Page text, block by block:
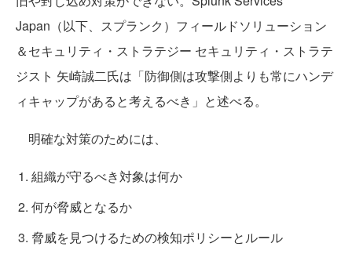
Japan（以下、スプランク）フィールドソリューション
＆セキュリティ・ストラテジー セキュリティ・ストラテ
ジスト 矢崎誠二氏は「防御側は攻撃側よりも常にハンデ
ィキャップがあると考えるべき」と述べる。
明確な対策のためには、
組織が守るべき対象は何か
何が脅威となるか
脅威を見つけるための検知ポリシーとルール